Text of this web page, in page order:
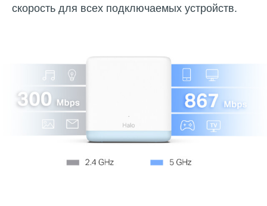
скорость для всех подключаемых устройств.